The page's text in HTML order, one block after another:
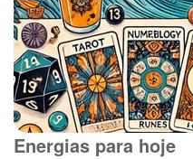
Energias para hoje